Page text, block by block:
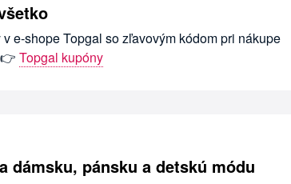
e-shope Topgal so zľavovým kódom pri nákupe
Topgal kupóny
dámsku, pánsku a detskú módu